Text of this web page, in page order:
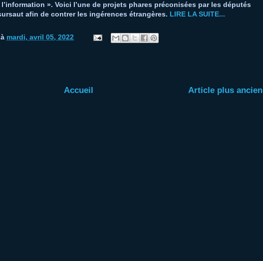
». Voici l’une de projets phares préconisées par les députés
afin de contrer les ingérences étrangères. LIRE LA SUITE...
à mardi, avril 05, 2022
Article plus ancien
Accueil